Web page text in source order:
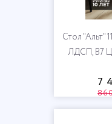
Стол "Альт"
ЛДСП, В7
7